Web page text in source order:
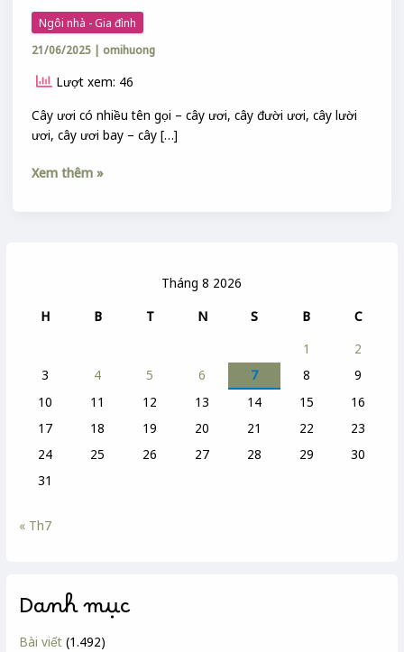
Tháng 8 2026
H
B T N S B
C
1
2
3
4 5 6 7 8
9
10
11 12 13 14 15
16
17
18 19 20 21 22
23
24
25 26 27 28 29
30
31
« Th7
Danh mục
Bài viết (1.492)
Ngôi nhà - Gia đình
21/06/2025 | omihuong
Lượt xem: 46
Cây ươi có nhiều tên gọi – cây ươi, cây đười ươi, cây lười
ươi, cây ươi bay – cây […]
Xem thêm »